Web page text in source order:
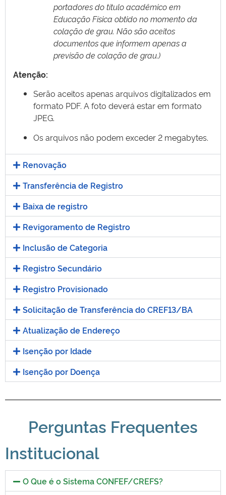
portadores do título acadêmico em
Educação Física obtido no momento da
colação de grau. Não são aceitos
documentos que informem apenas a
previsão de colação de grau.)
Atenção:
Serão aceitos apenas arquivos digitalizados em
formato PDF. A foto deverá estar em formato
JPEG.
Os arquivos não podem exceder 2 megabytes.
Renovação
Transferência de Registro
Baixa de registro
Revigoramento de Registro
Inclusão de Categoria
Registro Secundário
Registro Provisionado
Solicitação de Transferência do CREF13/BA
Atualização de Endereço
Isenção por Idade
Isenção por Doença
Perguntas Frequentes
Institucional
O Que é o Sistema CONFEF/CREFS?